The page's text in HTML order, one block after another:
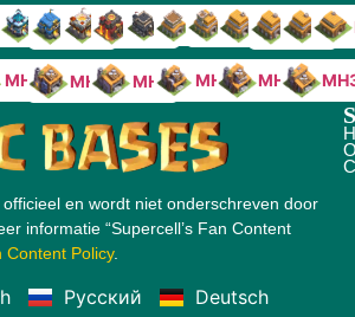
RH14RH13RH12RH11RH10RH9RH8RH7RH6RH5RH4
MH8 MH7 MH6 MH5 MH4
en wordt niet onderschreven door
informatie “Supercell’s Fan Content
Content Policy.
Русский Deutsch